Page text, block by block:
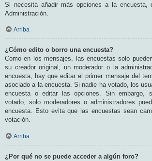
Si necesita añadir más opciones a la encuesta,
Administración.
Arriba
¿Cómo edito o borro una encuesta?
Como en los mensajes, las encuestas solo
su creador original, un moderador o la
encuesta, hay que editar el primer mensaje del
asociado a la encuesta. Si nadie ha votado, los
encuesta o editar las opciones. Sin embargo,
votado, solo moderadores o administradores
encuesta. Esto evita que las encuestas sean
votación.
Arriba
¿Por qué no se puede acceder a algún foro?